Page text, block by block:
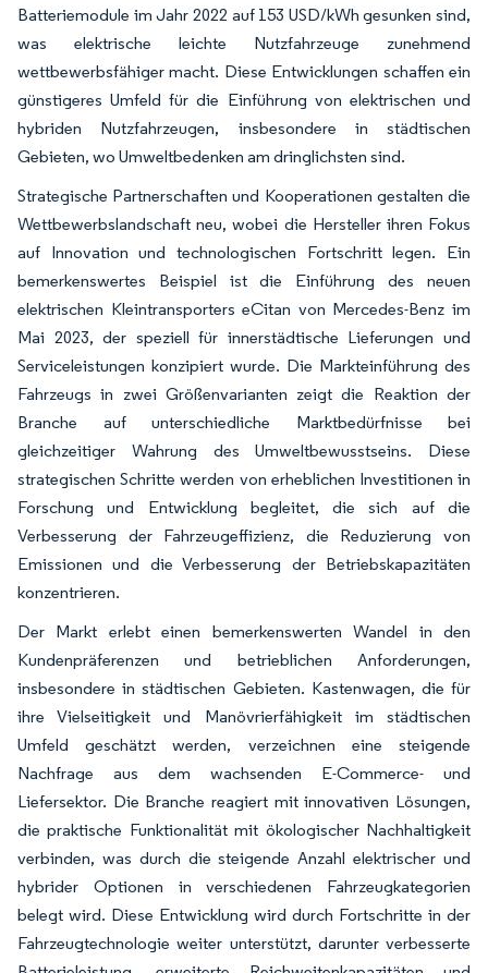
Batteriemodule im Jahr 2022 auf 153 USD/kWh gesunken sind,
was elektrische leichte Nutzfahrzeuge zunehmend
wettbewerbsfähiger macht. Diese Entwicklungen schaffen ein
günstigeres Umfeld für die Einführung von elektrischen und
hybriden Nutzfahrzeugen, insbesondere in städtischen
Gebieten, wo Umweltbedenken am dringlichsten sind.
Strategische Partnerschaften und Kooperationen gestalten die
Wettbewerbslandschaft neu, wobei die Hersteller ihren Fokus
auf Innovation und technologischen Fortschritt legen. Ein
bemerkenswertes Beispiel ist die Einführung des neuen
elektrischen Kleintransporters eCitan von Mercedes-Benz im
Mai 2023, der speziell für innerstädtische Lieferungen und
Serviceleistungen konzipiert wurde. Die Markteinführung des
Fahrzeugs in zwei Größenvarianten zeigt die Reaktion der
Branche auf unterschiedliche Marktbedürfnisse bei
gleichzeitiger Wahrung des Umweltbewusstseins. Diese
strategischen Schritte werden von erheblichen Investitionen in
Forschung und Entwicklung begleitet, die sich auf die
Verbesserung der Fahrzeugeffizienz, die Reduzierung von
Emissionen und die Verbesserung der Betriebskapazitäten
konzentrieren.
Der Markt erlebt einen bemerkenswerten Wandel in den
Kundenpräferenzen und betrieblichen Anforderungen,
insbesondere in städtischen Gebieten. Kastenwagen, die für
ihre Vielseitigkeit und Manövrierfähigkeit im städtischen
Umfeld geschätzt werden, verzeichnen eine steigende
Nachfrage aus dem wachsenden E-Commerce- und
Liefersektor. Die Branche reagiert mit innovativen Lösungen,
die praktische Funktionalität mit ökologischer Nachhaltigkeit
verbinden, was durch die steigende Anzahl elektrischer und
hybrider Optionen in verschiedenen Fahrzeugkategorien
belegt wird. Diese Entwicklung wird durch Fortschritte in der
Fahrzeugtechnologie weiter unterstützt, darunter verbesserte